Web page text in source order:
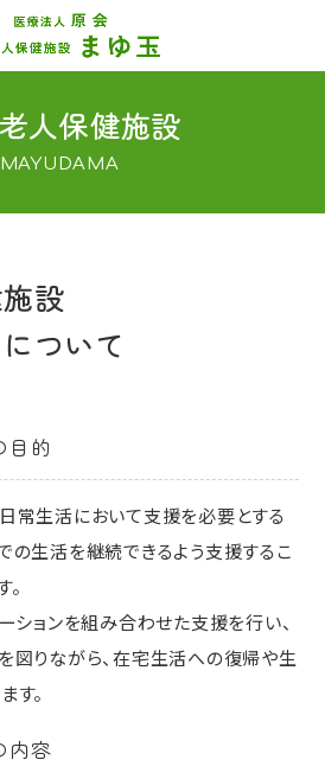
人保健施設
MAYUDAMA
設
ついて
目的
常生活において支援を必要とする
の生活を継続できるよう支援するこ
ションを組み合わせた支援を行い、
図りながら、在宅生活への復帰や生
す。
内容